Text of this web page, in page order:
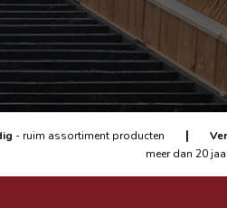
- ruim assortiment producten |
meer dan 20